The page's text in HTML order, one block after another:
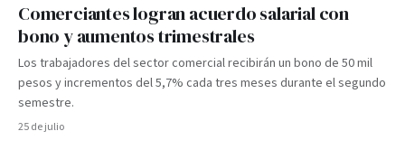
Comerciantes logran acuerdo salarial con
bono y aumentos trimestrales
Los trabajadores del sector comercial recibirán un bono de 50 mil
pesos y incrementos del 5,7% cada tres meses durante el segundo
semestre.
25 de julio